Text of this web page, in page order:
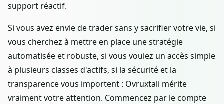
support réactif.
Si vous avez envie de trader sans y sacrifier votre vie, si
vous cherchez à mettre en place une stratégie
automatisée et robuste, si vous voulez un accès simple
à plusieurs classes d'actifs, si la sécurité et la
transparence vous importent : Ovruxtali mérite
vraiment votre attention. Commencez par le compte